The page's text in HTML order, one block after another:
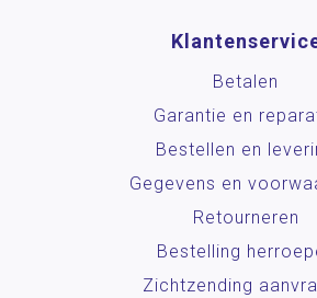
Betalen
Garantie en
Bestellen en
Gegevens en
Retourneren
Bestelling
Zichtzending